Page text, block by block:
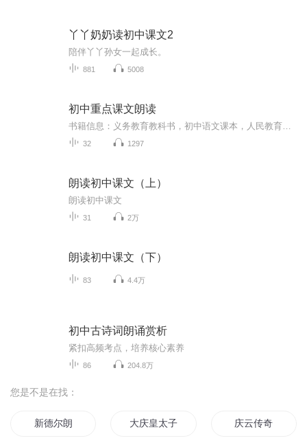
丫丫奶奶读初中课文2
陪伴丫丫孙女一起成长。
881 5008
初中重点课文朗读
32 1297
朗读初中课文（上）
朗读初中课文
31 2万
朗读初中课文（下）
83 4.4万
初中古诗词朗诵赏析
紧扣高频考点，培养核心素养
86 204.8万
您是不是在找：
新德尔朗 大庆皇太子 庆云传奇